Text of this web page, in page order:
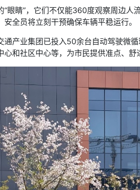
睛”，它们不仅能360度观察周边人
全员将立刻干预确保车辆平稳运行。
业集团已投入50余台自动驾驶微
和社区中心等，为市民提供准点、舒